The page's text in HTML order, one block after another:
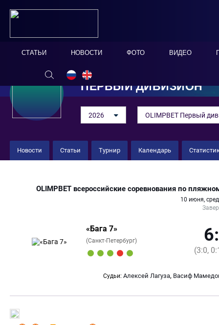
СТАТЬИ НОВОСТИ ФОТО ВИДЕО
ПЕРВЫЙ ДИВИЗИОН
2026 OLIMPBET Первый
Новости Статьи Турнир Календарь
OLIMPBET всероссийские соревнования по
10 июня,
«Бага 7»
(Санкт-Петербург)
(3:0,
Судьи: Алексей Лагуза, Васиф